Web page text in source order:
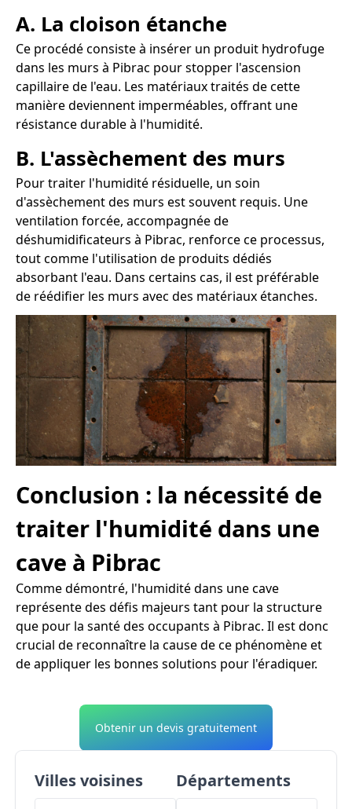
A. La cloison étanche
Ce procédé consiste à insérer un produit hydrofuge
dans les murs à Pibrac pour stopper l'ascension
capillaire de l'eau. Les matériaux traités de cette
manière deviennent imperméables, offrant une
résistance durable à l'humidité.
B. L'assèchement des murs
Pour traiter l'humidité résiduelle, un soin
d'assèchement des murs est souvent requis. Une
ventilation forcée, accompagnée de
déshumidificateurs à Pibrac, renforce ce processus,
tout comme l'utilisation de produits dédiés
absorbant l'eau. Dans certains cas, il est préférable
de réédifier les murs avec des matériaux étanches.
Conclusion : la nécessité de
traiter l'humidité dans une
cave à Pibrac
Comme démontré, l'humidité dans une cave
représente des défis majeurs tant pour la structure
que pour la santé des occupants à Pibrac. Il est donc
crucial de reconnaître la cause de ce phénomène et
de appliquer les bonnes solutions pour l'éradiquer.
Obtenir un devis gratuitement
Villes voisines Départements